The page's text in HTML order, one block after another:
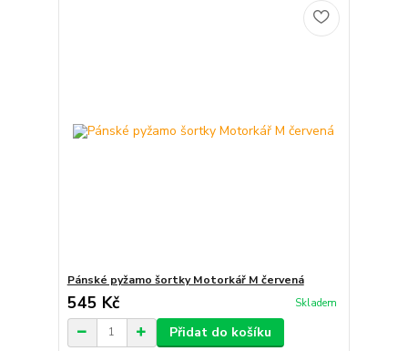
Pánské pyžamo šortky Motorkář M červená
545 Kč Skladem
Přidat do košíku